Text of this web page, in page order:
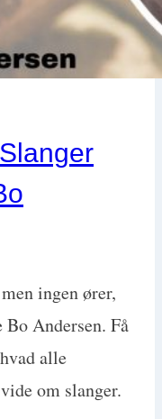
ingen ører,
Andersen. Få
alle
om slanger.